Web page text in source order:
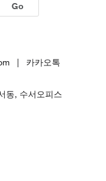
Go
| 카카오톡
동, 수서오피스